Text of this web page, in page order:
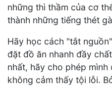
những thì thầm của cơ
thành những tiếng thét
Hãy học cách "tắt
đặt đồ ăn nhanh đầy
nhất, hãy cho phép
không cảm thấy tội lỗi.